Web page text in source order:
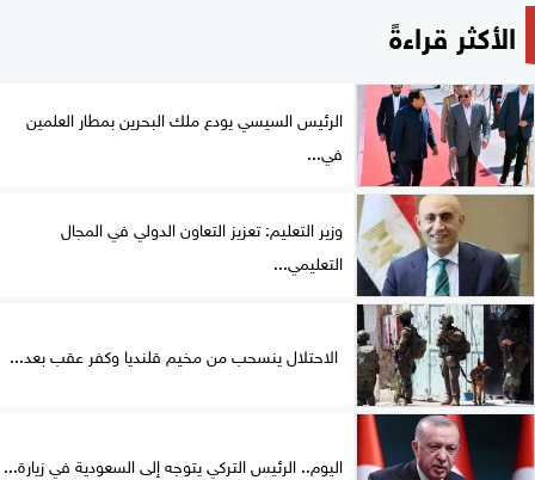
الأكثر قراءةً
الرئيس السيسي يودع ملك البحرين بمطار العلمين
في...
وزير التعليم: تعزيز التعاون الدولي في المجال
التعليمي...
الاحتلال ينسحب من مخيم قلنديا وكفر عقب بعد...
اليوم.. الرئيس التركي يتوجه إلى السعودية في زيارة...